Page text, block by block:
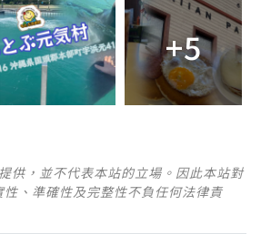
+5
供，並不代表本站的立場。因此本站對
、準確性及完整性不負任何法律責